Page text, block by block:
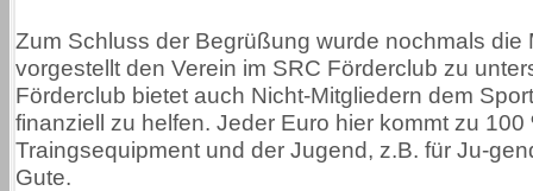
Zum Schluss der Begrüßung wurde nochmals die
vorgestellt den Verein im SRC Förderclub zu
Förderclub bietet auch Nicht-Mitgliedern dem
finanziell zu helfen. Jeder Euro hier kommt zu 100
Traingsequipment und der Jugend, z.B. für Ju-
Gute.